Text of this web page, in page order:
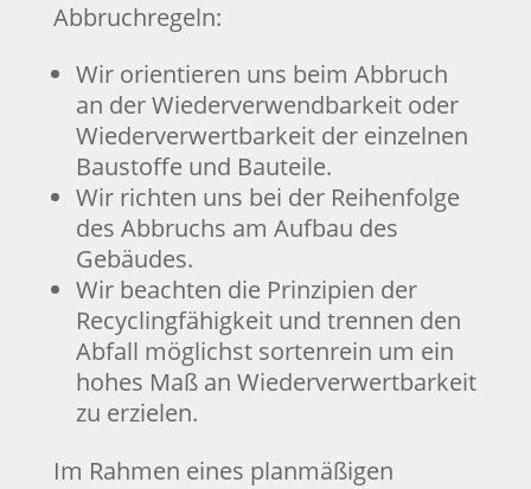
Abbruchregeln:
Wir orientieren uns beim Abbruch
an der Wiederverwendbarkeit oder
Wiederverwertbarkeit der einzelnen
Baustoffe und Bauteile.
Wir richten uns bei der Reihenfolge
des Abbruchs am Aufbau des
Gebäudes.
Wir beachten die Prinzipien der
Recyclingfähigkeit und trennen den
Abfall möglichst sortenrein um ein
hohes Maß an Wiederverwertbarkeit
zu erzielen.
Im Rahmen eines planmäßigen